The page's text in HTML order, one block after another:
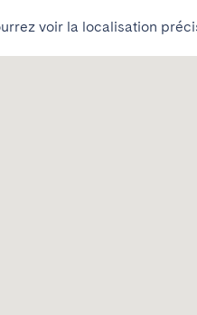
voir la localisation